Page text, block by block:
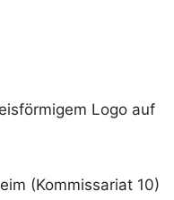
Logo auf
(Kommissariat 10)